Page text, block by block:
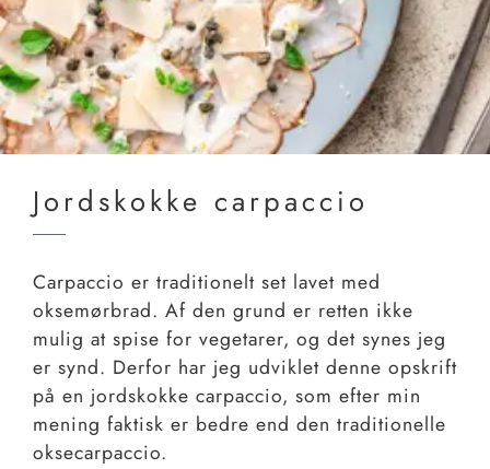
Jordskokke carpaccio
Carpaccio er traditionelt set lavet med
oksemørbrad. Af den grund er retten ikke
mulig at spise for vegetarer, og det synes jeg
er synd. Derfor har jeg udviklet denne opskrift
på en jordskokke carpaccio, som efter min
mening faktisk er bedre end den traditionelle
oksecarpaccio.